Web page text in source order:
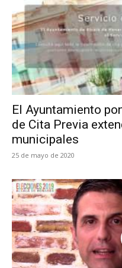
El Ayuntamiento
de Cita Previa
municipales
25 de mayo de 2020